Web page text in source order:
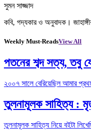
সুমন সাজ্জাদ
কবি, গদ্যকার ও অনুবাদক।
Weekly Must-ReadsView All
পতনের শব্দ সত্য, তবু
২০০৭ সালে বেরিয়েছিল আমার
তুলনামূলক সাহিত্য :
তুলনামূলক সাহিত্য নিয়ে বইটা